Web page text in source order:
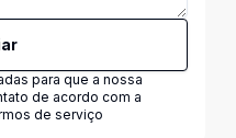
para que a nossa
de acordo com a
de serviço